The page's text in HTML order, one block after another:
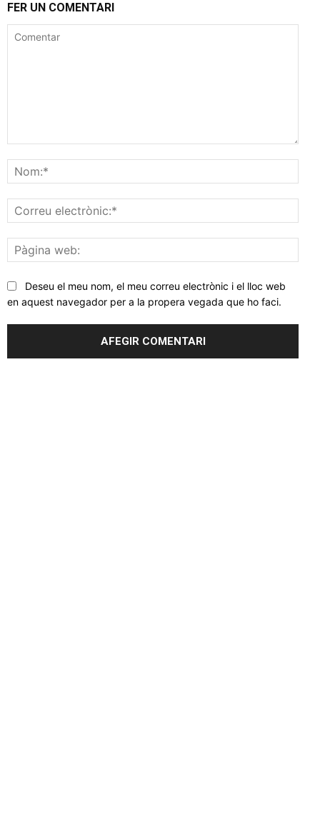
FER UN COMENTARI
web:
Deseu el meu nom, el meu correu electrònic i el lloc web
en aquest navegador per a la propera vegada que ho faci.